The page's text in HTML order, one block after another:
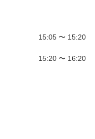
15:05 〜 15:20
15:20 〜 16:20